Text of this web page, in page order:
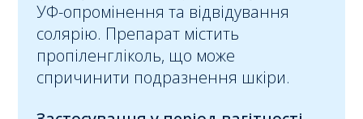
УФ-опромінення та відвідування
солярію. Препарат містить
пропіленгліколь, що може
спричинити подразнення шкіри.